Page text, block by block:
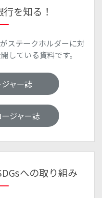
を知る！
ステークホルダーに対
している資料です。
ャー誌
ジャー誌
への取り組み